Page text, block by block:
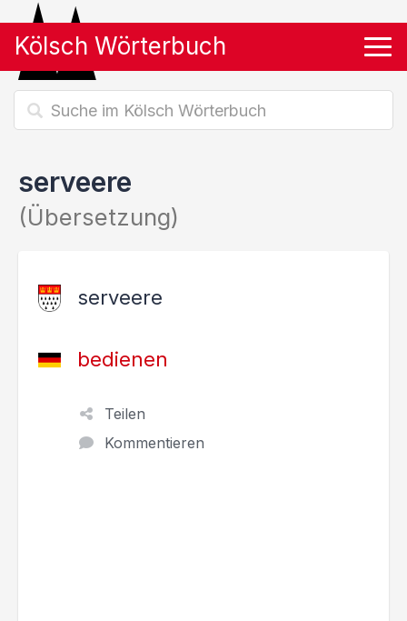
Kölsch Wörterbuch
serveere
(Übersetzung)
serveere
bedienen
Teilen
Kommentieren